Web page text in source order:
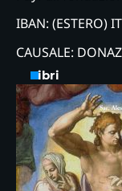
IBAN: (ESTERO)
CAUSALE:
Libri